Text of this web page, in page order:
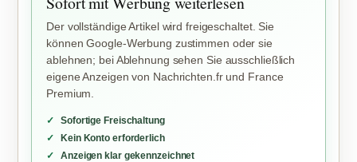
Der vollständige Artikel wird freigeschaltet. Sie
können Google-Werbung zustimmen oder sie
ablehnen; bei Ablehnung sehen Sie ausschließlich
eigene Anzeigen von Nachrichten.fr und France
Premium.
Sofortige Freischaltung
Kein Konto erforderlich
Anzeigen klar gekennzeichnet